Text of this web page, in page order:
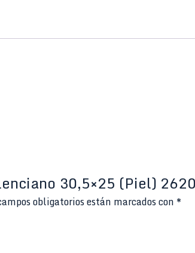
30,5×25 (Piel)
obligatorios están marcados con *